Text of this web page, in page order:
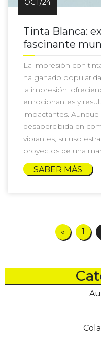
OCT/24
Tinta Blanca:
fascinante
La impresión con
ha ganado
la impresión,
emocionantes y
impactantes.
desapercibida en
vibrantes, su uso
proyectos de una
SABER MÁS
« 1